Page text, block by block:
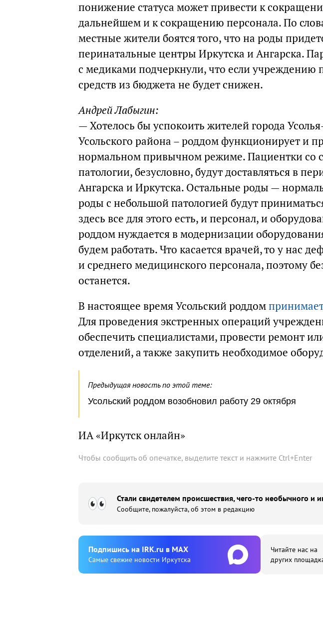
понижение статуса может привести к
дальнейшем и к сокращению персонала. По
местные жители боятся того, что на роды
перинатальные центры Иркутска и Ангарска.
с медиками подчеркнули, что если учреждению
средств из бюджета не будет снижен.
Андрей Лабыгин:
— Хотелось бы успокоить жителей города
Усольского района – роддом функционирует и
нормальном привычном режиме. Пациентки со
патологии, безусловно, будут доставляться в
Ангарска и Иркутска. Остальные роды —
роды с небольшой патологией будут
здесь все для этого есть, и персонал, и
роддом нуждается в модернизации
будем работать. Что касается врачей, то у нас
и среднего медицинского персонала, поэтому
останется.
В настоящее время Усольский роддом
Для проведения экстренных операций
обеспечить специалистами, провести ремонт
отделений, а также закупить необходимое
Предыдущая новость по этой теме:
Усольский роддом возобновил работу 29 октября
ИА «Иркутск онлайн»
Чтобы сообщить об опечатке, выделите текст и нажмите Ctrl+Enter
Стали свидетелем происшествия, чего-то необычного и
Сообщите, пожалуйста, об этом в редакцию
Подпишиcь на IRK.ru в MAX
Cамые свежие новости Иркутска
Читайте нас на
других